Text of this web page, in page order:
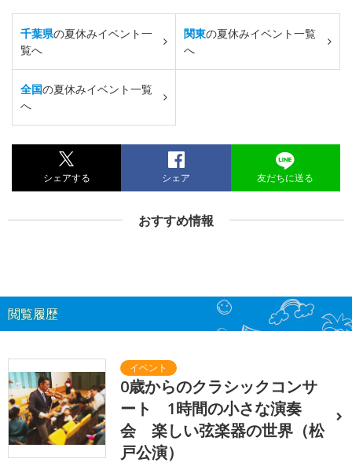
千葉県の夏休みイベント一
覧へ
関東の夏休みイベント一覧
へ
全国の夏休みイベント一覧
へ
シェアする シェア 友だちに送る
おすすめ情報
閲覧履歴
0歳からのクラシックコンサ
ート 1時間の小さな演奏
会 楽しい弦楽器の世界（松
戸公演）